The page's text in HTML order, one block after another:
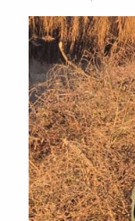
Κυνηγετικές
εκλογικών
παράταση
της Δ΄ Κ.Ο.Σ.Ε.
καταστατικών